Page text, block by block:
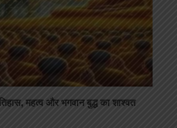
महत्व और भगवान बुद्ध का शाश्वत